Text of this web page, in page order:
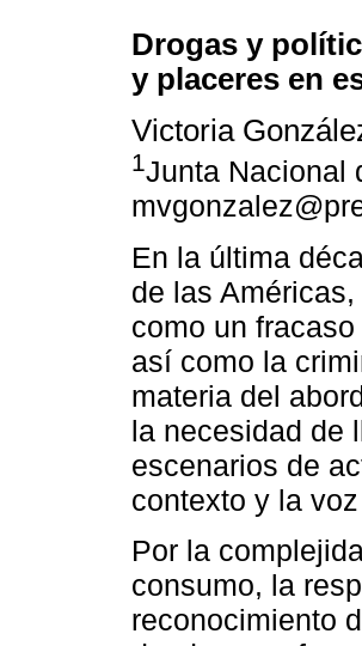
Drogas y
y placeres en
Victoria
1Junta Nacional
En la última
de las
como un
así como la
materia del
la necesidad de
escenarios de
contexto y la
Por la
consumo, la
reconocimiento